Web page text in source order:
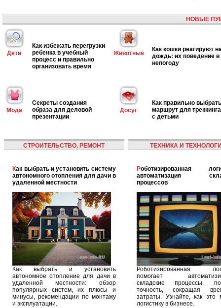
НОВЫЕ
Дети
Как избежать перегрузки
ребенка в учебный
процесс и правильно
организовать время
Животные
Как кошки реагируют
дождь: их поведение в
непогоду
Мода
Секреты создания
образа для деловой
презентации
Досуг
Как правильно выбрать
маршрут для треккинга
с детьми
СТРОИТЕЛЬСТВО, РЕМОНТ
Как выбрать и установить систему
автономного отопления для дачи в
удаленной местности
Как выбрать и установить
автономное отопление для дачи в
удаленной местности: обзор
популярных систем, их плюсы и
минусы, рекомендации по монтажу
и эксплуатации.
ТЕХНИКА И
Роботизированная логистика:
автоматизация
процессов
Роботизированная
помогает
складские процессы,
точность, сокращая
затраты. Узнайте, как это
логистику в бизнесе.